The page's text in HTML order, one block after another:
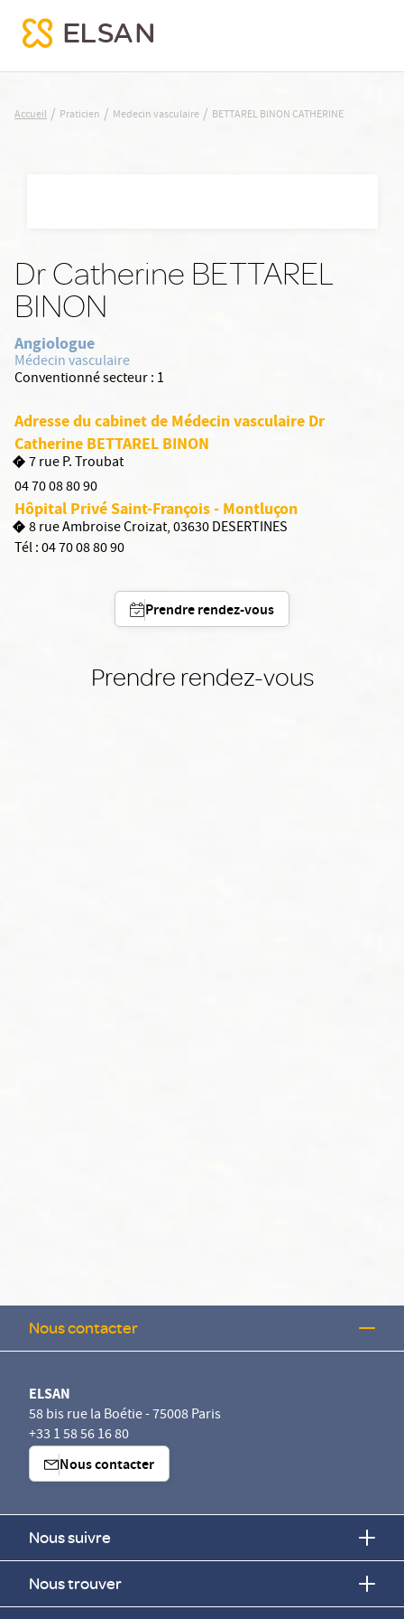
BETTAREL BINON CATHERINE
Accueil / Praticien / Medecin vasculaire / BETTAREL BINON CATHERINE
Dr Catherine BETTAREL
BINON
Angiologue
Médecin vasculaire
Conventionné secteur : 1
Adresse du cabinet de Médecin vasculaire Dr
Catherine BETTAREL BINON
7 rue P. Troubat
04 70 08 80 90
Hôpital Privé Saint-François - Montluçon
8 rue Ambroise Croizat, 03630 DESERTINES
Tél :04 70 08 80 90
Prendre rendez-vous
Prendre rendez-vous
Nous contacter
ELSAN
58 bis rue la Boétie - 75008 Paris
+33 1 58 56 16 80
Nous contacter
Nous suivre
Nous trouver